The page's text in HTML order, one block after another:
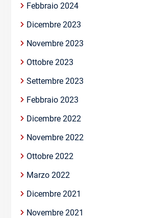
Febbraio 2024
Dicembre 2023
Novembre 2023
Ottobre 2023
Settembre 2023
Febbraio 2023
Dicembre 2022
Novembre 2022
Ottobre 2022
Marzo 2022
Dicembre 2021
Novembre 2021